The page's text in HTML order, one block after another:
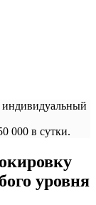
индивидуальный
000 в сутки.
уровня